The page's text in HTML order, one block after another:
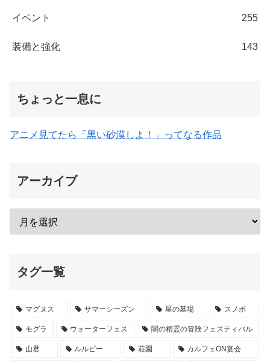
イベント 255
装備と強化 143
ちょっと一息に
アニメ見てたら「黒い砂漠しよ！」ってなる作品
アーカイブ
タグ一覧
マグヌス サマーシーズン 星の墓場 スノボ
モグラ ウォーターフェス 闇の精霊の冒険フェスティバル
山君 ルルピー 荘園 カルフェON宴会